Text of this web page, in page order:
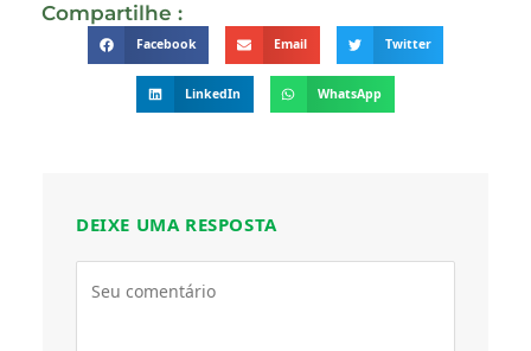
Compartilhe :
Facebook Email Twitter
LinkedIn WhatsApp
DEIXE UMA RESPOSTA